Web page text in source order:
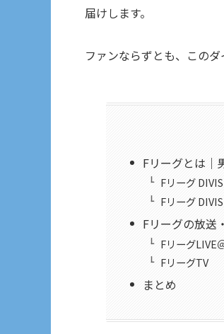
届けします。
ファンならずとも、この
Fリーグとは｜
Fリーグ
Fリーグ
Fリーグの放送
FリーグLIVE
FリーグTV
まとめ